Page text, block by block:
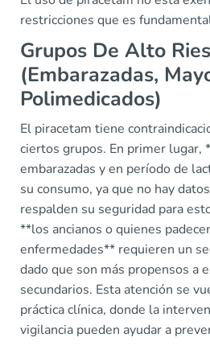
restricciones que es
Grupos De Alto
(Embarazadas,
Polimedicados)
El piracetam tiene
ciertos grupos. En primer lugar,
embarazadas y en período de
su consumo, ya que no hay
respalden su seguridad para
**los ancianos o quienes
enfermedades** requieren un
dado que son más propensos a
secundarios. Esta atención se
práctica clínica, donde la
vigilancia pueden ayudar a